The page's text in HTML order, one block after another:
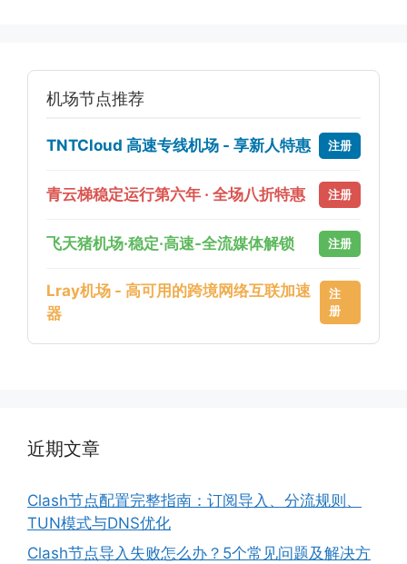
机场节点推荐
TNTCloud 高速专线机场 - 享新人特惠 注册
青云梯稳定运行第六年 · 全场八折特惠 注册
飞天猪机场·稳定·高速-全流媒体解锁 注册
Lray机场 - 高可用的跨境网络互联加速
器
注
册
近期文章
Clash节点配置完整指南：订阅导入、分流规则、
TUN模式与DNS优化
Clash节点导入失败怎么办？5个常见问题及解决方